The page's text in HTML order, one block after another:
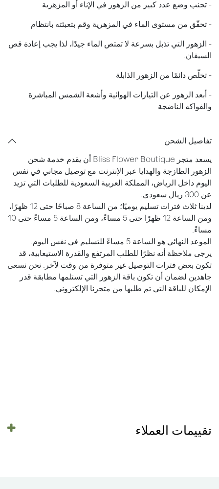
- تجنب وضع عدد كبير من الزهور في الإناء أو المزهرية
- تحقّق من مستوى الماء في المزهرية وقم بتعبئته بانتظام
- الزهور التي تذبل بسرعة لا تمتص الماء جيدًا، لذا يجب إعادة قص
السيقان.
​- تخلّص دائمًا من الزهور الذابلة
- أبعد الزهور عن التيارات الهوائية وأشعة الشمس المباشرة
والفواكه الناضجة
تفاصيل الشحن
يسعد متجر Bliss Flower Boutique أن يقدم خدمة شحن
الزهور الطازجة والهدايا عبر الإنترنت مع توصيل مجاني في نفس
اليوم داخل الرياض، المملكة العربية السعودية للطلبات التي تزيد
عن 300 ريال سعودي.
لدينا ثلاث فترات تسليم يوميًا؛ من الساعة 8 صباحًا حتى 12 ظهرًا،
ومن الساعة 12 ظهرًا حتى 5 مساءً، ومن الساعة 5 مساءً حتى 10
مساءً.
الموعد النهائي هو الساعة 5 مساءً للتسليم في نفس اليوم.
يرجى ملاحظة أنه نظرًا للطلب المرتفع والقدرة الاستيعابية، قد
تكون بعض فترات التوصيل غير متوفرة من وقت لآخر. نحن نسعى
جاهدين لضمان أن تكون باقة الزهور التي تستلمها مطابقة قدر
الإمكان للباقة التي تم طلبها من متجرنا الإلكتروني.
تقييمات العملاء